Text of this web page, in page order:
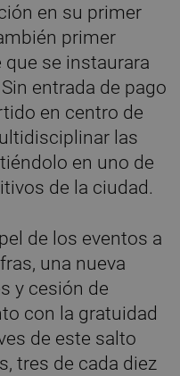
en su primer
primer
se instaurara
entrada de pago
en centro de
las
en uno de
de la ciudad.
de los eventos a
una nueva
y cesión de
con la gratuidad
de este salto
tres de cada diez